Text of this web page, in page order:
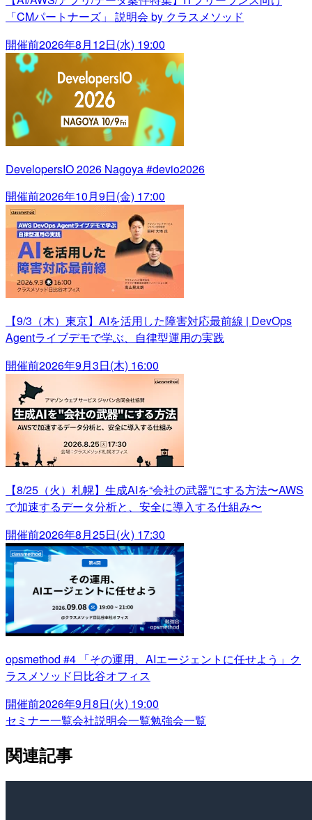
「CMパートナーズ」 説明会 by クラスメソッド
開催前2026年8月12日(水) 19:00
DevelopersIO 2026 Nagoya #devio2026
開催前2026年10月9日(金) 17:00
【9/3（木）東京】AIを活用した障害対応最前線 | DevOps
Agentライブデモで学ぶ、自律型運用の実践
開催前2026年9月3日(木) 16:00
【8/25（火）札幌】生成AIを“会社の武器”にする方法〜AWS
で加速するデータ分析と、安全に導入する仕組み〜
開催前2026年8月25日(火) 17:30
opsmethod #4 「その運用、AIエージェントに任せよう」ク
ラスメソッド日比谷オフィス
開催前2026年9月8日(火) 19:00
セミナー一覧会社説明会一覧勉強会一覧
関連記事